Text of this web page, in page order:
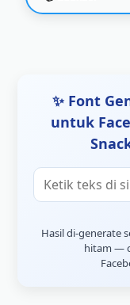
✨ Font
untuk
Hasil di-generate
hitam —